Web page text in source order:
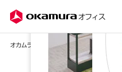
オフィス
オカムラのオフィスデザイン事例集2026